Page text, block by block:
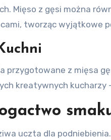
Mięso z gęsi można
tworząc wyjątkowe
przygotowane z mięsa
kreatywnych kucharzy
uczta dla